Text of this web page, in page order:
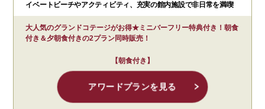
イベートビーチやアクティビティ、充実の館内施設で非日常を満喫
大人気のグランドコテージがお得★ミニバーフリー特典付き！朝食
付き＆夕朝食付きの2プラン同時販売！
【朝食付き】
アワードプランを見る